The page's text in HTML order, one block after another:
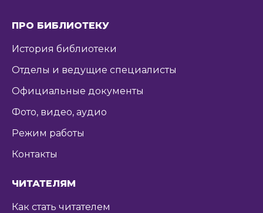
ПРО БИБЛИОТЕКУ
История библиотеки
Отделы и ведущие специалисты
Официальные документы
Фото, видео, аудио
Режим работы
Контакты
ЧИТАТЕЛЯМ
Как стать читателем